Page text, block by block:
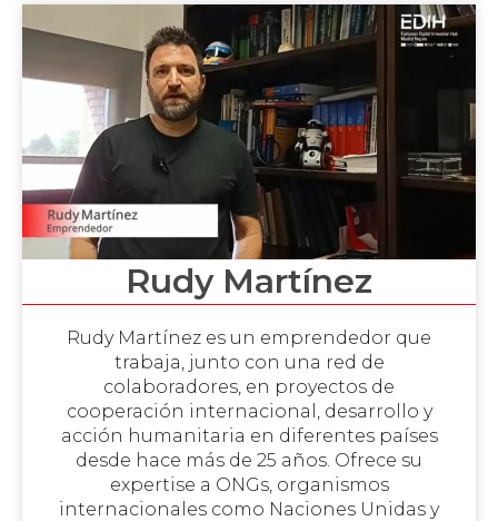
Rudy Martínez
Rudy Martínez es un emprendedor que
trabaja, junto con una red de
colaboradores, en proyectos de
cooperación internacional, desarrollo y
acción humanitaria en diferentes países
desde hace más de 25 años. Ofrece su
expertise a ONGs, organismos
internacionales como Naciones Unidas y